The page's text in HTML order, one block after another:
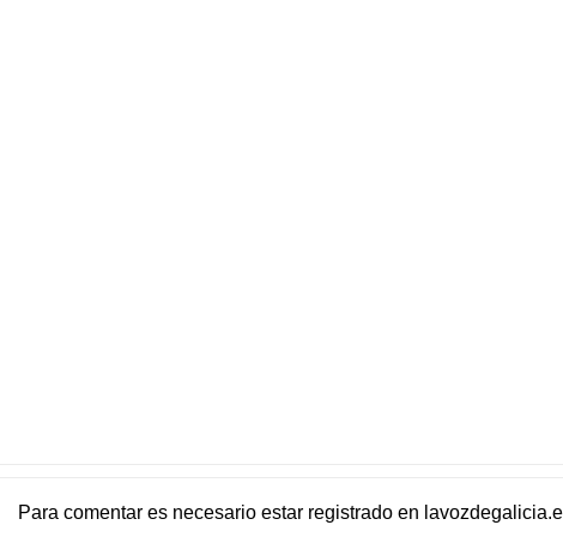
Para comentar es necesario estar registradoen